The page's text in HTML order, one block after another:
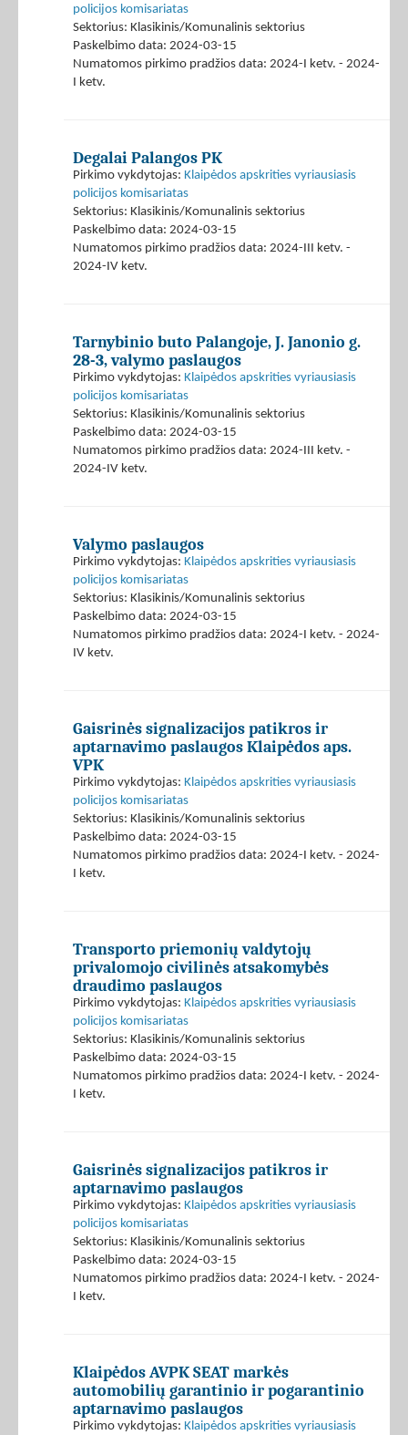
policijos komisariatas
Sektorius: Klasikinis/Komunalinis sektorius
Paskelbimo data: 2024-03-15
Numatomos pirkimo pradžios data: 2024-I ketv. - 2024-
I ketv.
Degalai Palangos PK
Pirkimo vykdytojas: Klaipėdos apskrities vyriausiasis
policijos komisariatas
Sektorius: Klasikinis/Komunalinis sektorius
Paskelbimo data: 2024-03-15
Numatomos pirkimo pradžios data: 2024-III ketv. -
2024-IV ketv.
Tarnybinio buto Palangoje, J. Janonio g.
28-3, valymo paslaugos
Pirkimo vykdytojas: Klaipėdos apskrities vyriausiasis
policijos komisariatas
Sektorius: Klasikinis/Komunalinis sektorius
Paskelbimo data: 2024-03-15
Numatomos pirkimo pradžios data: 2024-III ketv. -
2024-IV ketv.
Valymo paslaugos
Pirkimo vykdytojas: Klaipėdos apskrities vyriausiasis
policijos komisariatas
Sektorius: Klasikinis/Komunalinis sektorius
Paskelbimo data: 2024-03-15
Numatomos pirkimo pradžios data: 2024-I ketv. - 2024-
IV ketv.
Gaisrinės signalizacijos patikros ir
aptarnavimo paslaugos Klaipėdos aps.
VPK
Pirkimo vykdytojas: Klaipėdos apskrities vyriausiasis
policijos komisariatas
Sektorius: Klasikinis/Komunalinis sektorius
Paskelbimo data: 2024-03-15
Numatomos pirkimo pradžios data: 2024-I ketv. - 2024-
I ketv.
Transporto priemonių valdytojų
privalomojo civilinės atsakomybės
draudimo paslaugos
Pirkimo vykdytojas: Klaipėdos apskrities vyriausiasis
policijos komisariatas
Sektorius: Klasikinis/Komunalinis sektorius
Paskelbimo data: 2024-03-15
Numatomos pirkimo pradžios data: 2024-I ketv. - 2024-
I ketv.
Gaisrinės signalizacijos patikros ir
aptarnavimo paslaugos
Pirkimo vykdytojas: Klaipėdos apskrities vyriausiasis
policijos komisariatas
Sektorius: Klasikinis/Komunalinis sektorius
Paskelbimo data: 2024-03-15
Numatomos pirkimo pradžios data: 2024-I ketv. - 2024-
I ketv.
Klaipėdos AVPK SEAT markės
automobilių garantinio ir pogarantinio
aptarnavimo paslaugos
Pirkimo vykdytojas: Klaipėdos apskrities vyriausiasis